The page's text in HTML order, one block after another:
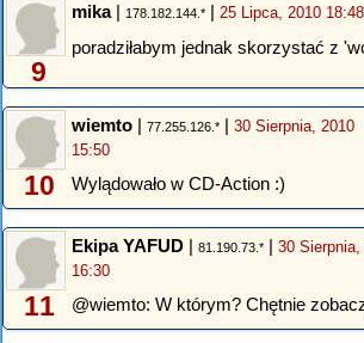
9
mika| 178.182.144.* | 25 Lipca, 2010 18:48
poradziłabym jednak skorzystać z
10
wiemto | 77.255.126.* | 30 Sierpnia, 2010
15:50
Wylądowało w CD-Action :)
11
Ekipa YAFUD | 81.190.73.* | 30 Sierpnia,
16:30
@wiemto: W którym? Chętnie